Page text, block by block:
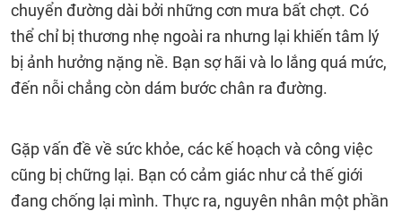
chuyển đường dài bởi những cơn mưa bất chợt. Có
thể chỉ bị thương nhẹ ngoài ra nhưng lại khiến tâm lý
bị ảnh hưởng nặng nề. Bạn sợ hãi và lo lắng quá mức,
đến nỗi chẳng còn dám bước chân ra đường.
Gặp vấn đề về sức khỏe, các kế hoạch và công việc
cũng bị chững lại. Bạn có cảm giác như cả thế giới
đang chống lại mình. Thực ra, nguyên nhân một phần